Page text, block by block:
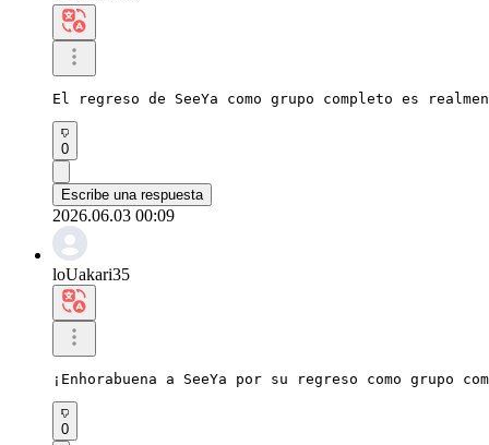
El regreso de SeeYa como grupo completo es
0
Escribe una respuesta
2026.06.03 00:09
loUakari35
¡Enhorabuena a SeeYa por su regreso como grupo
0